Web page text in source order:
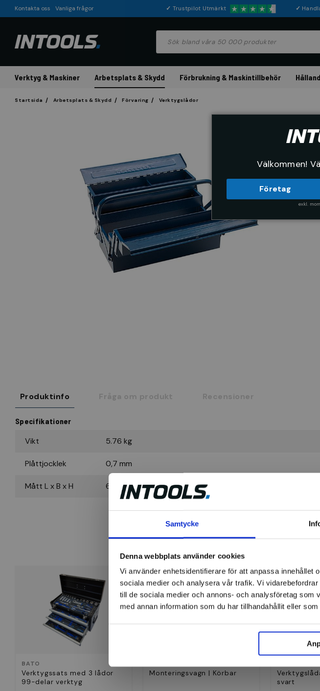
Samtycke
Denna webbplats använder cookies
Vi använder enhetsidentifierare för att anpassa innehållet
sociala medier och analysera vår trafik. Vi
till de sociala medier och annons- och analysföretag
med annan information som du har tillhandahållit eller
Kontakta oss Vanliga frågor ✓ Trustpilot Utmärkt ✓
Verktyg & Maskiner Arbetsplats & Skydd Förbrukning & Maskintillbehör
Startsida Arbetsplats & Skydd Förvaring Verktygslådor
Produktinfo Fråga om produkt Recensioner
Specifikationer
Vikt 5.76 kg
Plåttjocklek 0,7 mm
Mått L x B x H 600 x 200 x 200 mm
BATO
Verktygssats med 3 lådor
99-delar verktyg
-24%
Monteringsvagn | Körbar
svart
Välkommen!
Företag
exkl.